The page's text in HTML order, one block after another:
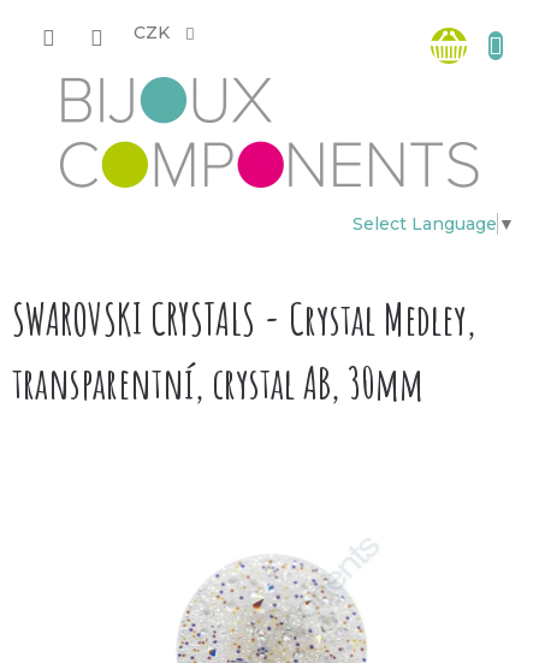
CZK
Select Language ▼
košík
SWAROVSKI CRYSTALS - Crystal Medley,
transparentní, crystal AB, 30mm